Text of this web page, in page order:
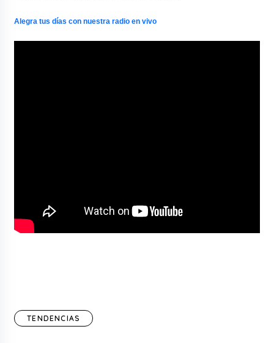
Alegra tus días con nuestra radio en vivo
TENDENCIAS